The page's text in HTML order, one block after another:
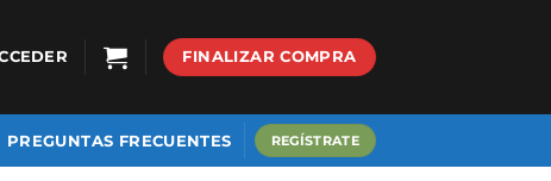
FINALIZAR COMPRA
PREGUNTAS FRECUENTES REGÍSTRATE